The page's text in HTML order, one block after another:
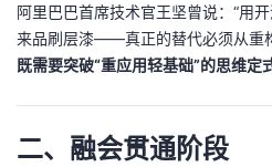
藏
阿里巴巴首席技术官王坚曾说：“用
来品刷层漆——真正的替代必须从重
既需要突破“重应用轻基础”的思维定
二、融会贯通阶段